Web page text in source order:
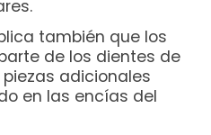
también que los
de los dientes de
adicionales
en las encías del